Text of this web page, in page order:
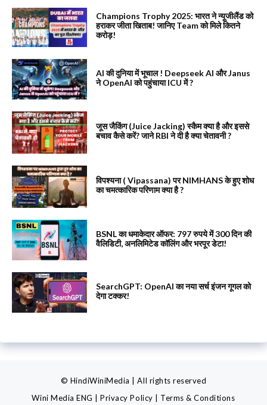
Champions Trophy 2025: भारत ने न्यूजीलैंड को
हराकर जीता खिताब! जानिए Team को मिले कितने
करोड़!
AI की दुनिया में भूचाल ! Deepseek AI और Janus
ने OpenAI को पहुंचाया ICU में ?
जूस जैकिंग (Juice Jacking) स्कैम क्या है और इससे
बचाव कैसे करें? जाने RBI ने दी है क्या चेतावनी ?
विपश्यना ( Vipassana) पर NIMHANS के हुए शोध
का चमत्कारिक परिणाम क्या है ?
BSNL का धमाकेदार ऑफर: 797 रुपये में 300 दिन की
वैलिडिटी, अनलिमिटेड कॉलिंग और भरपूर डेटा!
SearchGPT: OpenAI का नया सर्च इंजन गूगल को
देगा टक्कर!
© HindiWiniMedia | All rights reserved
Wini Media ENG
|Privacy Policy
Terms & Conditions